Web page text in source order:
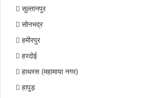
सुल्तानपुर
सोनभद्र
हमीरपुर
हरदोई
हाथरस (महामाया नगर)
हापुड़